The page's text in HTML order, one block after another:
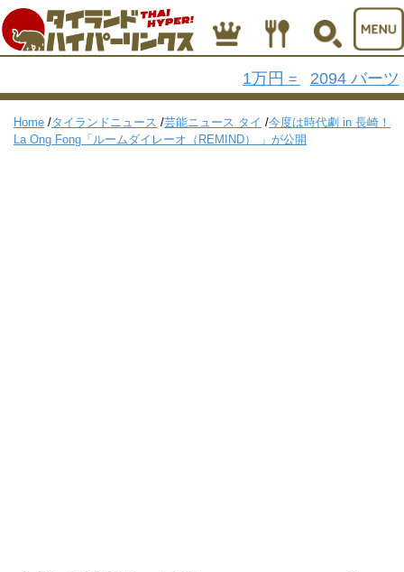
1万円 = 2094 バーツ
Home /タイランドニュース /芸能ニュース タイ /今度は時代劇 in 長崎！
La Ong Fong「ルームダイレーオ（REMIND） 」が公開